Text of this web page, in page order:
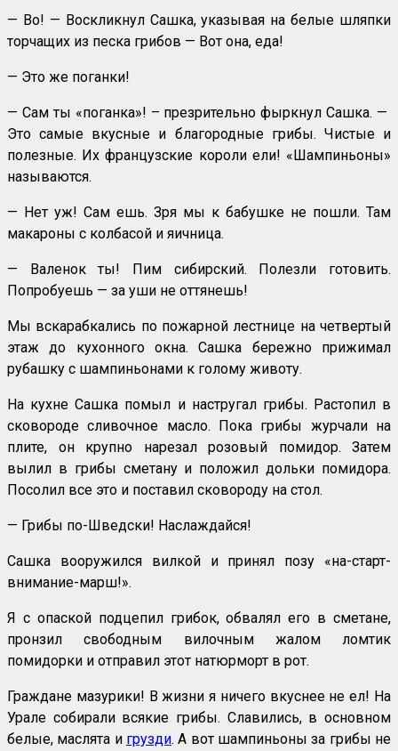
— Во! — Воскликнул Сашка, указывая на белые шляпки
торчащих из песка грибов — Вот она, еда!
— Это же поганки!
— Сам ты «поганка»! – презрительно фыркнул Сашка. —
Это самые вкусные и благородные грибы. Чистые и
полезные. Их французские короли ели! «Шампиньоны»
называются.
— Нет уж! Сам ешь. Зря мы к бабушке не пошли. Там
макароны с колбасой и яичница.
— Валенок ты! Пим сибирский. Полезли готовить.
Попробуешь — за уши не оттянешь!
Мы вскарабкались по пожарной лестнице на четвертый
этаж до кухонного окна. Сашка бережно прижимал
рубашку с шампиньонами к голому животу.
На кухне Сашка помыл и настругал грибы. Растопил в
сковороде сливочное масло. Пока грибы журчали на
плите, он крупно нарезал розовый помидор. Затем
вылил в грибы сметану и положил дольки помидора.
Посолил все это и поставил сковороду на стол.
— Грибы по-Шведски! Наслаждайся!
Сашка вооружился вилкой и принял позу «на-старт-
внимание-марш!».
Я с опаской подцепил грибок, обвалял его в сметане,
пронзил свободным вилочным жалом ломтик
помидорки и отправил этот натюрморт в рот.
Граждане мазурики! В жизни я ничего вкуснее не ел! На
Урале собирали всякие грибы. Славились, в основном
белые, маслята и грузди. А вот шампиньоны за грибы не